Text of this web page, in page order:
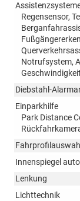
Regensensor,
Notrufsystem,
Diebstahl-
Einparkhilfe
Park Distance
Fahrprofilauswahl
Innenspiegel
Lenkung
Lichttechnik